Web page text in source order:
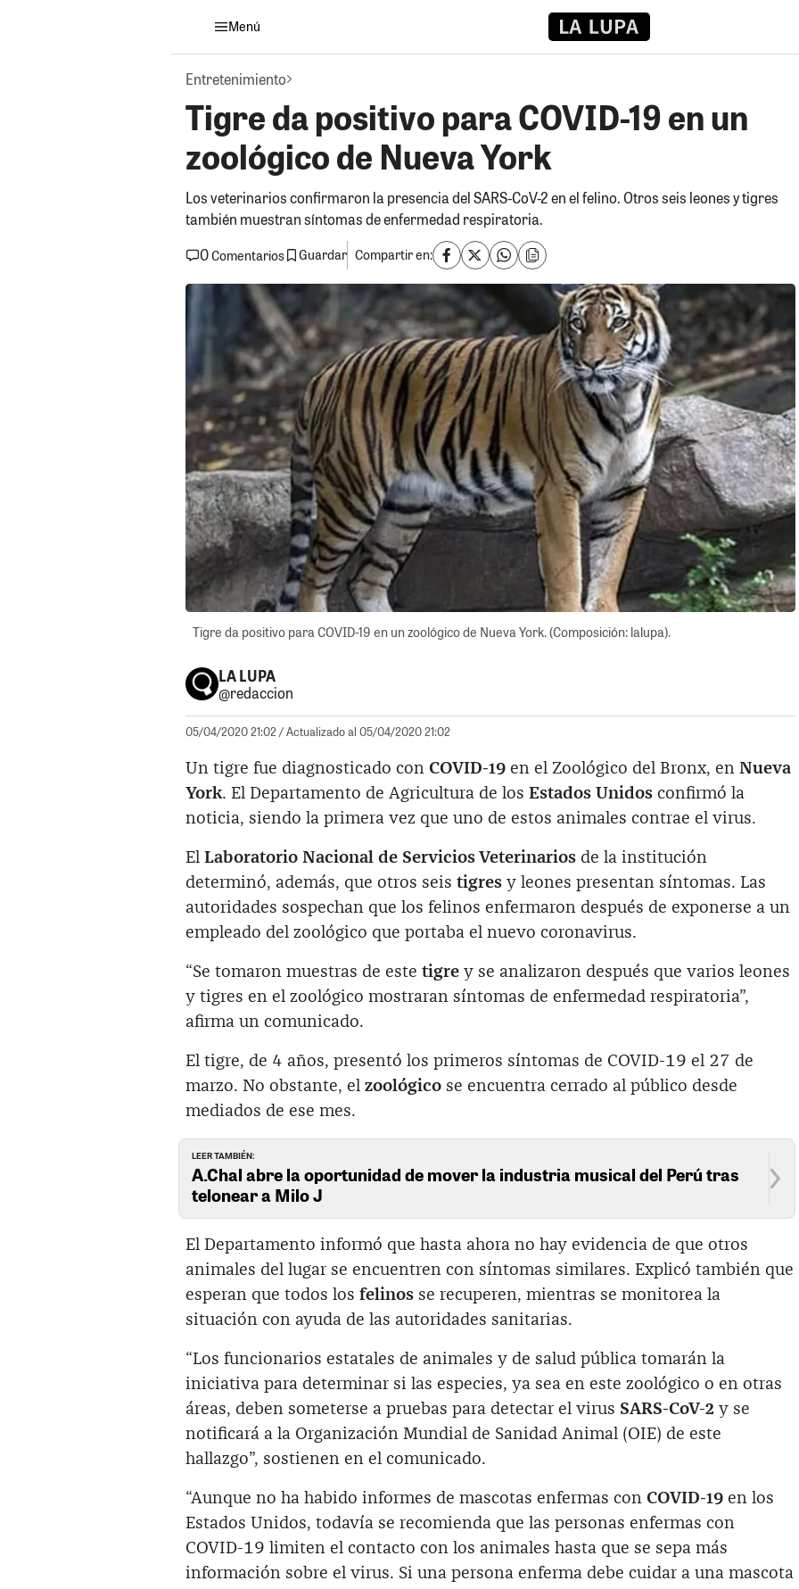
Menú
Entretenimiento
Tigre da positivo para COVID-19 en un
zoológico de Nueva York
Los veterinarios confirmaron la presencia del SARS-CoV-2 en el felino. Otros seis leones y tigres
también muestran síntomas de enfermedad respiratoria.
0Comentarios Guardar Compartir en:
Tigre da positivo para COVID-19 en un zoológico de Nueva York. (Composición: lalupa).
LA LUPA
@redaccion
05/04/2020 21:02/ Actualizado al 05/04/2020 21:02
Un tigre fue diagnosticado con COVID-19 en el Zoológico del Bronx, en Nueva
York. El Departamento de Agricultura de los Estados Unidos confirmó la
noticia, siendo la primera vez que uno de estos animales contrae el virus.‌
El Laboratorio Nacional de Servicios Veterinarios de la institución
determinó, además, que otros seis tigres y leones presentan síntomas. Las
autoridades sospechan que los felinos enfermaron después de exponerse a un
empleado del zoológico que portaba el nuevo coronavirus.
“Se tomaron muestras de este tigre y se analizaron después que varios leones
y tigres en el zoológico mostraran síntomas de enfermedad respiratoria”,
afirma un comunicado.
El tigre, de 4 años, presentó los primeros síntomas de COVID-19 el 27 de
marzo. No obstante, el zoológico se encuentra cerrado al público desde
mediados de ese mes.
LEER TAMBIÉN:
A.Chal abre la oportunidad de mover la industria musical del Perú tras
telonear a Milo J
El Departamento informó que hasta ahora no hay evidencia de que otros
animales del lugar se encuentren con síntomas similares. Explicó también que
esperan que todos los felinos se recuperen, mientras se monitorea la
situación con ayuda de las autoridades sanitarias.‌
“Los funcionarios estatales de animales y de salud pública tomarán la
iniciativa para determinar si las especies, ya sea en este zoológico o en otras
áreas, deben someterse a pruebas para detectar el virus SARS-CoV-2 y se
notificará a la Organización Mundial de Sanidad Animal (OIE) de este
hallazgo”, sostienen en el comunicado.
“Aunque no ha habido informes de mascotas enfermas con COVID-19 en los
Estados Unidos, todavía se recomienda que las personas enfermas con
COVID-19 limiten el contacto con los animales hasta que se sepa más
información sobre el virus. Si una persona enferma debe cuidar a una mascota